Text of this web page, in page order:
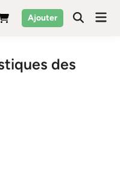
Ajouter
des